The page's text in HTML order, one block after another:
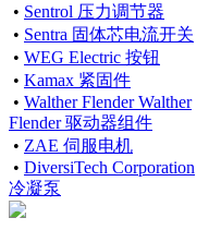
• Sentrol 压力调节器
• Sentra 固体芯电流开关
• WEG Electric 按钮
• Kamax 紧固件
• Walther Flender Walther
Flender 驱动器组件
• ZAE 伺服电机
• DiversiTech Corporation
冷凝泵